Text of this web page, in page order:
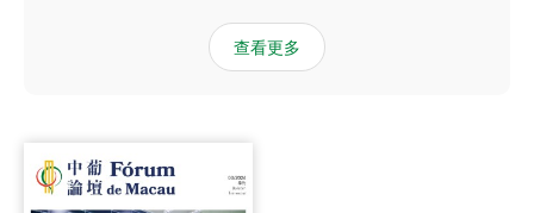
查看更多